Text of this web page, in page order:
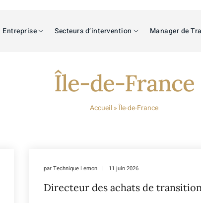
Entreprise Secteurs d’intervention Manager de
Île-de-France
Accueil»Île-de-France
parTechnique Lemon 11 juin 2026
Directeur des achats de